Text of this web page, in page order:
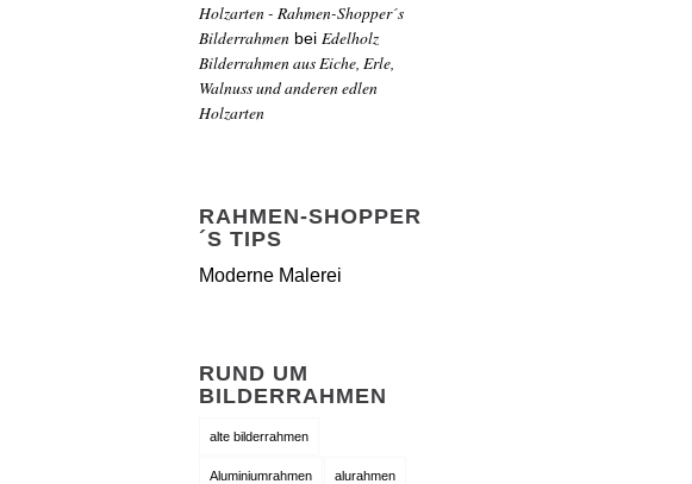
Holzarten - Rahmen-Shopper´s
Bilderrahmen beiEdelholz
Bilderrahmen aus Eiche, Erle,
Walnuss und anderen edlen
Holzarten
RAHMEN-SHOPPER
´S TIPS
Moderne Malerei
RUND UM
BILDERRAHMEN
alte bilderrahmen
Aluminiumrahmen alurahmen